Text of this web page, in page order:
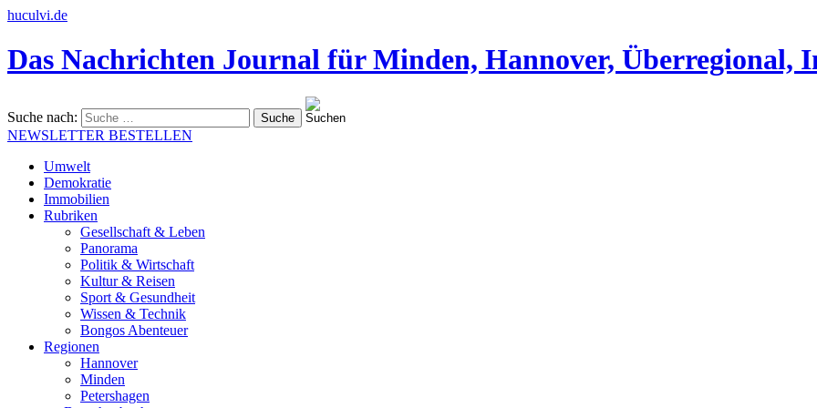
huculvi.de
Das Nachrichten Journal für Minden, Hannover, Überregional,
Suche nach:
NEWSLETTER BESTELLEN
Umwelt
Demokratie
Immobilien
Rubriken
Gesellschaft & Leben
Panorama
Politik & Wirtschaft
Kultur & Reisen
Sport & Gesundheit
Wissen & Technik
Bongos Abenteuer
Regionen
Hannover
Minden
Petershagen